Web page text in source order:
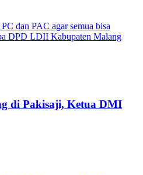
dan PAC agar semua bisa
DPD LDII Kabupaten Malang
di Pakisaji, Ketua DMI